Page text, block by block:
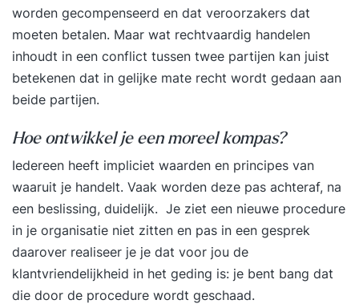
worden gecompenseerd en dat veroorzakers dat
moeten betalen. Maar wat rechtvaardig handelen
inhoudt in een conflict tussen twee partijen kan juist
betekenen dat in gelijke mate recht wordt gedaan aan
beide partijen.
Hoe ontwikkel je een moreel kompas?
Iedereen heeft impliciet waarden en principes van
waaruit je handelt. Vaak worden deze pas achteraf, na
een beslissing, duidelijk. Je ziet een nieuwe procedure
in je organisatie niet zitten en pas in een gesprek
daarover realiseer je je dat voor jou de
klantvriendelijkheid in het geding is: je bent bang dat
die door de procedure wordt geschaad.